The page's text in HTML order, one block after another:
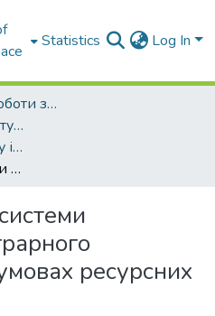
Statistics Log In
Кваліфікаційні роботи здобувачів вищої освіти
Факультет менеджменту і маркетингу
Кафедра менеджменту і права. Бакалаври
Удосконалення системи менеджменту аграрного підприємства в умовах ресурсних обмежень
ресурсних